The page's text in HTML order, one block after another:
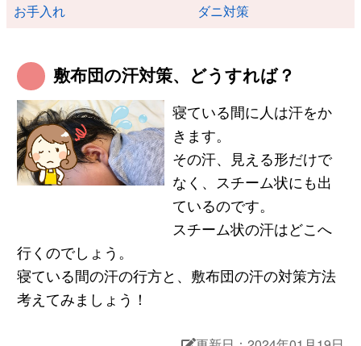
お手入れ
ダニ対策
敷布団の汗対策、どうすれば？
寝ている間に人は汗をか
きます。
その汗、見える形だけで
なく、スチーム状にも出
ているのです。
スチーム状の汗はどこへ
行くのでしょう。
寝ている間の汗の行方と、敷布団の汗の対策方法
考えてみましょう！